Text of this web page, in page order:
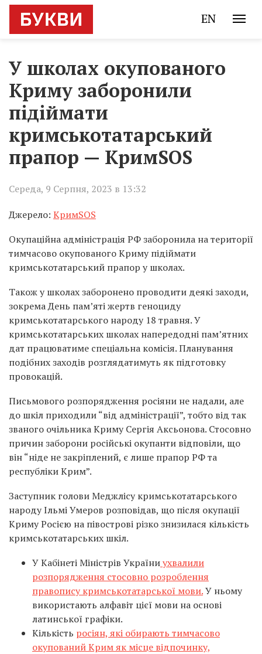
EN
У школах окупованого
Криму заборонили
підіймати
кримськотатарський
прапор — КримSOS
Середа, 9 Серпня, 2023 в 13:32
Джерело: КримSOS
Окупаційна адміністрація РФ заборонила на території
тимчасово окупованого Криму підіймати
кримськотатарський прапор у школах.
Також у школах заборонено проводити деякі заходи,
зокрема День пам’яті жертв геноциду
кримськотатарського народу 18 травня. У
кримськотатарських школах напередодні пам’ятних
дат працюватиме спеціальна комісія. Планування
подібних заходів розглядатимуть як підготовку
провокацій.
Письмового розпорядження росіяни не надали, але
до шкіл приходили “від адміністрації”, тобто від так
званого очільника Криму Сергія Аксьонова. Стосовно
причин заборони російські окупанти відповіли, що
він “ніде не закріплений, є лише прапор РФ та
республіки Крим”.
Заступник голови Меджлісу кримськотатарського
народу Ільмі Умеров розповідав, що після окупації
Криму Росією на півострові різко знизилася кількість
кримськотатарських шкіл.
У Кабінеті Міністрів Україниухвалили
розпорядження стосовно розроблення
правопису кримськотатарської мови.У ньому
використають алфавіт цієї мови на основі
латинської графіки.
Кількість росіян, які обирають тимчасово
окупований Крим як місце відпочинку,